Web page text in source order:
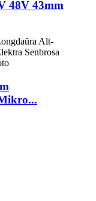
48V 43mm